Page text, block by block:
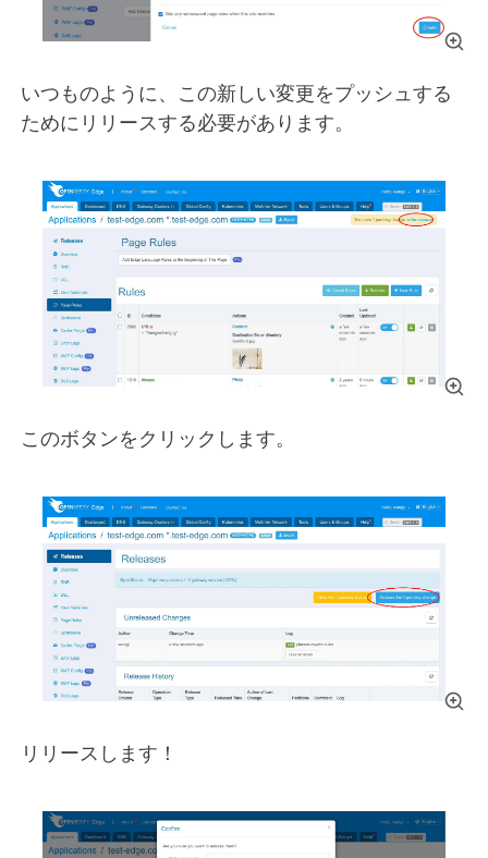
いつものように、この新しい変更をプッシュする
ためにリリースする必要があります。
このボタンをクリックします。
リリースします！